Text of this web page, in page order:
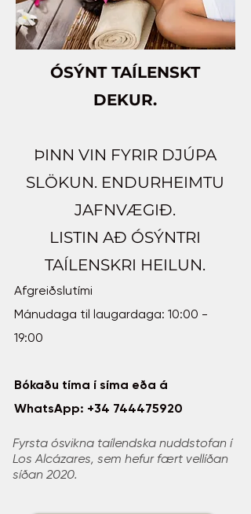
ÓSÝNT TAÍLENSKT
DEKUR.
ÞINN VIN FYRIR DJÚPA
SLÖKUN. ENDURHEIMTU
JAFNVÆGIÐ.
LISTIN AÐ ÓSÝNTRI
TAÍLENSKRI HEILUN.
Afgreiðslutími
Mánudaga til laugardaga: 10:00 -
19:00 ​
Bókaðu tíma í síma eða á
WhatsApp: +34 744475920
Fyrsta ósvikna taílendska nuddstofan í
Los Alcázares, sem hefur fært vellíðan
síðan 2020.